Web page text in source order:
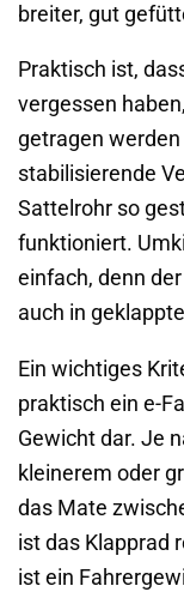
breiter, gut
Praktisch ist,
vergessen
getragen
stabilisierende
Sattelrohr so
funktioniert.
einfach, denn
auch in
Ein wichtiges
praktisch ein e-
Gewicht dar. Je
kleinerem oder
das Mate
ist das Klapprad
ist ein